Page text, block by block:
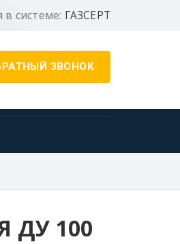
в системе: ГАЗСЕРТ
ЗВОНОК
ДУ 100